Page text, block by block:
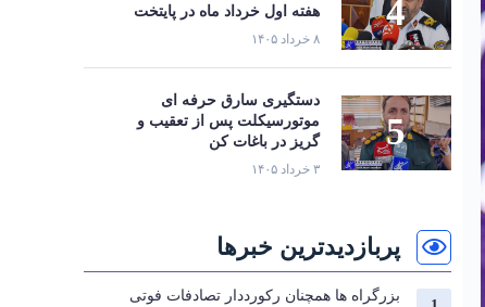
هفته اول خرداد ماه در پایتخت
۸ خرداد ۱۴۰۵
دستگیری سارق حرفه‌ ای
موتورسیکلت پس از تعقیب و
گریز در باغات کن
۳ خرداد ۱۴۰۵
پربازدیدترین خبرها
بزرگراه‌ ها همچنان رکورددار تصادفات فوتی